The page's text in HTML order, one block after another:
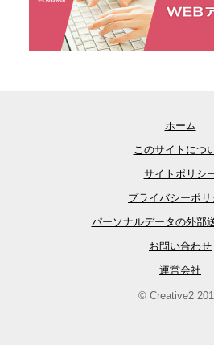
ホーム
このサイトにつ
サイトポリシ
プライバシーポリ
パーソナルデータの外部
お問い合わせ
運営会社
© Creative2